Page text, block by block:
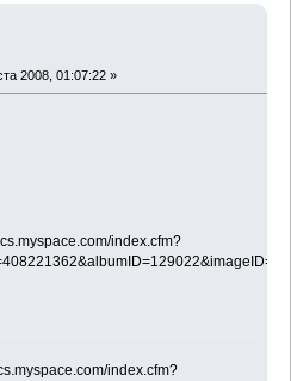
2008, 01:07:22 »
index.cfm?
index.cfm?